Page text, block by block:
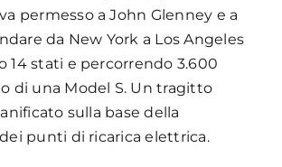
permesso a John Glenney e a
da New York a Los Angeles
14 stati e percorrendo 3.600
di una Model S. Un tragitto
sulla base della
punti di ricarica elettrica.